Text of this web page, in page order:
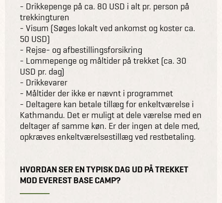
- Drikkepenge på ca. 80 USD i alt pr. person på
trekkingturen
- Visum (Søges lokalt ved ankomst og koster ca.
50 USD)
- Rejse- og afbestillingsforsikring
- Lommepenge og måltider på trekket (ca. 30
USD pr. dag)
- Drikkevarer
- Måltider der ikke er nævnt i programmet
- Deltagere kan betale tillæg for enkeltværelse i
Kathmandu. Det er muligt at dele værelse med en
deltager af samme køn. Er der ingen at dele med,
opkræves enkeltværelsestillæg ved restbetaling.
HVORDAN SER EN TYPISK DAG UD PÅ TREKKET
MOD EVEREST BASE CAMP?